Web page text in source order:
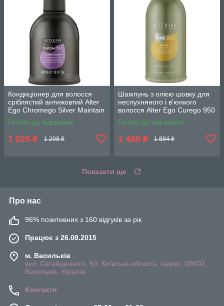
Кондиціонер для волосся
сріблястий антижовтий Alter
Ego Chromego Silver Maintain
Conditioner 300мл
Готово до відправки
1 025 ₴ 1 298 ₴
Шампунь з олією шовку для
неслухняного і в'юнкого
волосся Alter Ego Curego 950
мл.
Готово до відправки
1 488 ₴ 1 884 ₴
Показати ще
Про нас
96% позитивних з 160 відгуків за рік
Працює з 26.08.2015
м. Васильків
вул. Сагайдачного, 50, Київська область, Індекс: 08602,
Васильків, Україна
Контакти